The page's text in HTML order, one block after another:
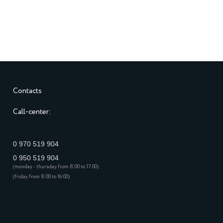
Contacts
Call-center:
0 970 519 904
0 950 519 904
(monday - thursday from 8:00 to 17:00)
(friday from 8:00 to 16:00)